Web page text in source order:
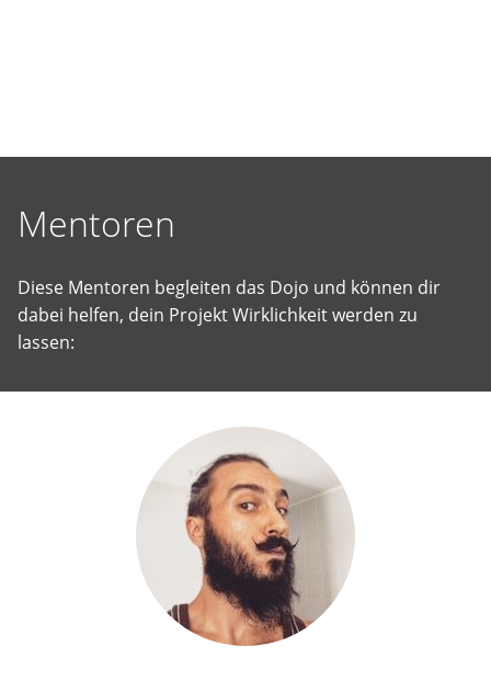
zu
Mentoren
Diese Mentoren begleiten das Dojo und können dir
dabei helfen, dein Projekt Wirklichkeit werden zu
lassen: